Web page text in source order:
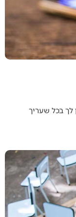
לך בכל שעריך